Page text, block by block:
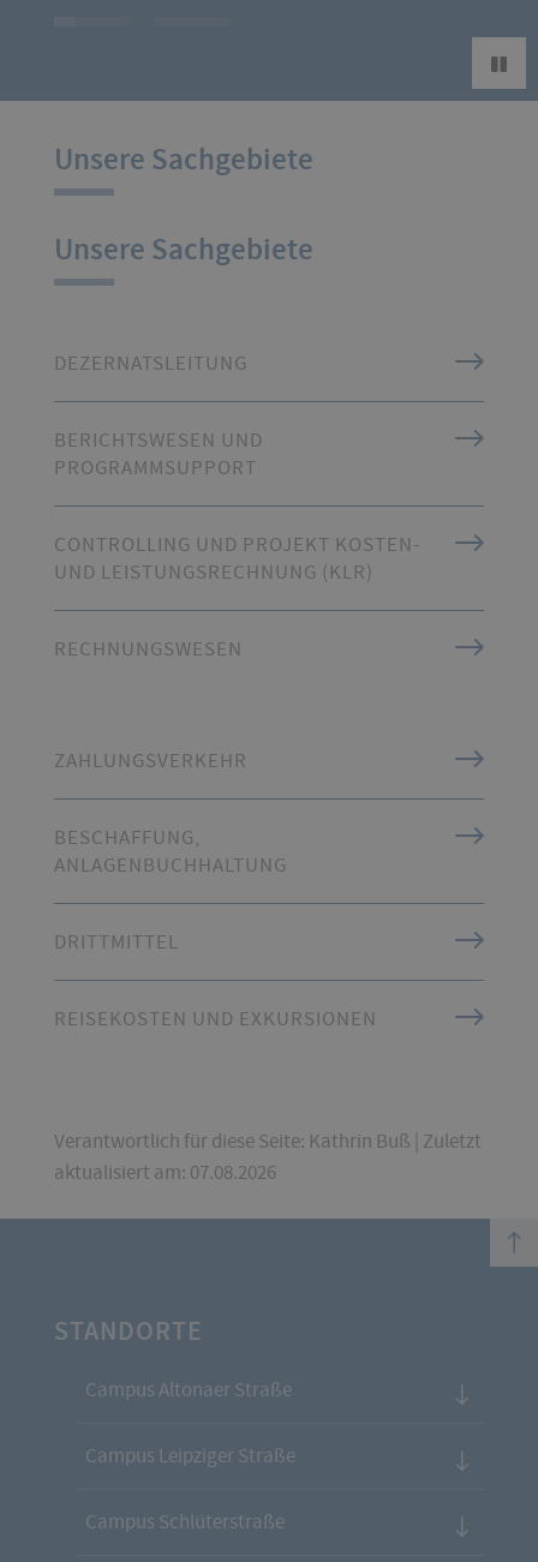
Unsere Sachgebiete
Unsere Sachgebiete
DEZERNATSLEITUNG
BERICHTSWESEN UND
PROGRAMMSUPPORT
CONTROLLING UND PROJEKT KOSTEN-
UND LEISTUNGSRECHNUNG (KLR)
RECHNUNGSWESEN
ZAHLUNGSVERKEHR
BESCHAFFUNG,
ANLAGENBUCHHALTUNG
DRITTMITTEL
REISEKOSTEN UND EXKURSIONEN
Verantwortlich für diese Seite: Kathrin Buß | Zuletzt
aktualisiert am: 07.08.2026
top
STANDORTE
Campus Altonaer Straße
Campus Leipziger Straße
Campus Schlüterstraße